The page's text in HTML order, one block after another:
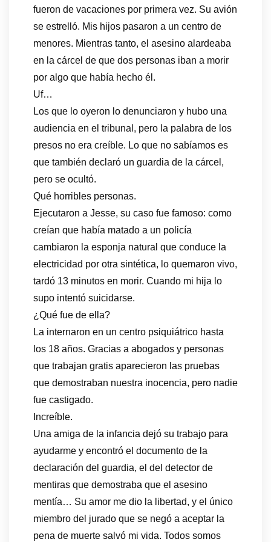
fueron de vacaciones por primera vez. Su avión
se estrelló. Mis hijos pasaron a un centro de
menores. Mientras tanto, el asesino alardeaba
en la cárcel de que dos personas iban a morir
por algo que había hecho él.
Uf…
Los que lo oyeron lo denunciaron y hubo una
audiencia en el tribunal, pero la palabra de los
presos no era creíble. Lo que no sabíamos es
que también declaró un guardia de la cárcel,
pero se ocultó.
Qué horribles personas.
Ejecutaron a Jesse, su caso fue famoso: como
creían que había matado a un policía
cambiaron la esponja natural que conduce la
electricidad por otra sintética, lo quemaron vivo,
tardó 13 minutos en morir. Cuando mi hija lo
supo intentó suicidarse.
¿Qué fue de ella?
La internaron en un centro psiquiátrico hasta
los 18 años. Gracias a abogados y personas
que trabajan gratis aparecieron las pruebas
que demostraban nuestra inocencia, pero nadie
fue castigado.
Increíble.
Una amiga de la infancia dejó su trabajo para
ayudarme y encontró el documento de la
declaración del guardia, el del detector de
mentiras que demostraba que el asesino
mentía… Su amor me dio la libertad, y el único
miembro del jurado que se negó a aceptar la
pena de muerte salvó mi vida. Todos somos